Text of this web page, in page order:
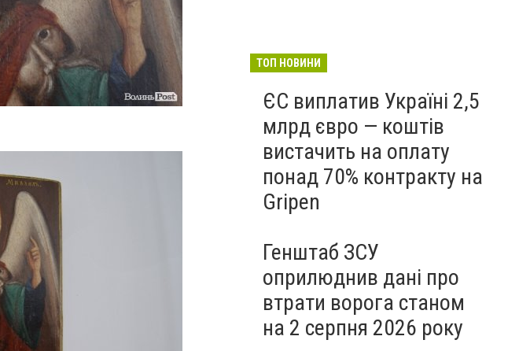
ТОП НОВИНИ
ЄС виплатив Україні 2,5
млрд євро — коштів
вистачить на оплату
понад 70% контракту на
Gripen
Генштаб ЗСУ
оприлюднив дані про
втрати ворога станом
на 2 серпня 2026 року